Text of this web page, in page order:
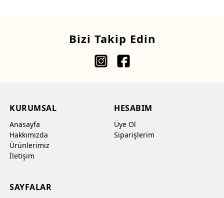
Bizi Takip Edin
KURUMSAL
Anasayfa
Hakkımızda
Ürünlerimiz
İletişim
HESABIM
Üye Ol
Siparişlerim
SAYFALAR